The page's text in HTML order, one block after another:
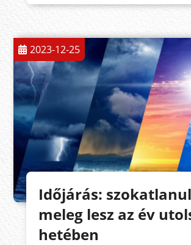
2023-12-25
Időjárás: szokatlanul
meleg lesz az év
hetében